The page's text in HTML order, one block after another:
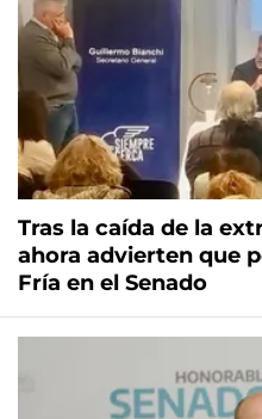
Tras la caída de la
ahora advierten que
Fría en el Senado